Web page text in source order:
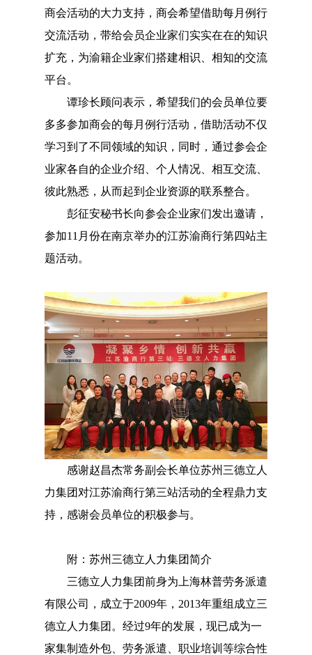
商会活动的大力支持，商会希望借助每月例行
交流活动，带给会员企业家们实实在在的知识
扩充，为渝籍企业家们搭建相识、相知的交流
平台。
谭珍长顾问表示，希望我们的会员单位要
多多参加商会的每月例行活动，借助活动不仅
学习到了不同领域的知识，同时，通过参会企
业家各自的企业介绍、个人情况、相互交流、
彼此熟悉，从而起到企业资源的联系整合。
彭征安秘书长向参会企业家们发出邀请，
参加11月份在南京举办的江苏渝商行第四站主
题活动。
感谢赵昌杰常务副会长单位苏州三德立人
力集团对江苏渝商行第三站活动的全程鼎力支
持，感谢会员单位的积极参与。
附：苏州三德立人力集团简介
三德立人力集团前身为上海林普劳务派遣
有限公司，成立于2009年，2013年重组成立三
德立人力集团。经过9年的发展，现已成为一
家集制造外包、劳务派遣、职业培训等综合性